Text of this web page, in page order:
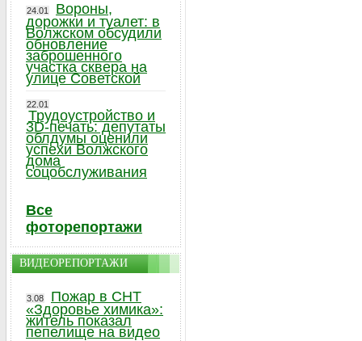
24.01
Вороны,
дорожки и туалет: в
Волжском обсудили
обновление
заброшенного
участка сквера на
улице Советской
22.01
Трудоустройство и
3D-печать: депутаты
облдумы оценили
успехи Волжского
дома
соцобслуживания
Все
фоторепортажи
ВИДЕОРЕПОРТАЖИ
3.08
Пожар в СНТ
«Здоровье химика»:
житель показал
пепелище на видео